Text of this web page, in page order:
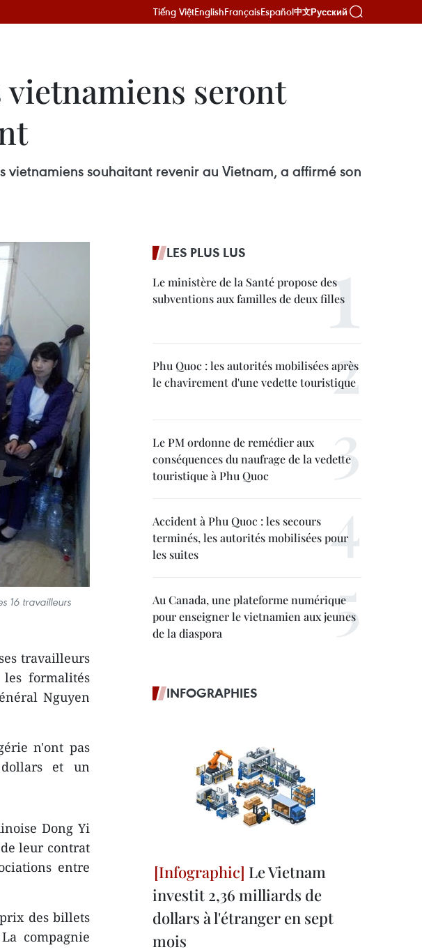
Tiếng ViệtEnglishFrançaisEspañol中文Русский
seront
souhaitant revenir au Vietnam, a affirmé son
16 travailleurs
travailleurs
formalités
Nguyen
n'ont pas
et ​un
Dong Yi
leur contrat
​entre
des billets
compagnie
LES PLUS LUS
Le ministère de la Santé propose des
subventions aux familles de deux filles
Phu Quoc : les autorités mobilisées après
le chavirement d'une vedette touristique
Le PM ordonne de remédier aux
conséquences du naufrage de la vedette
touristique à Phu Quoc
Accident à Phu Quoc : les secours
terminés, les autorités mobilisées pour
les suites
Au Canada, une plateforme numérique
pour enseigner le vietnamien aux jeunes
de la diaspora
INFOGRAPHIES
Le Vietnam
investit 2,36 milliards de
dollars à l'étranger en sept
mois